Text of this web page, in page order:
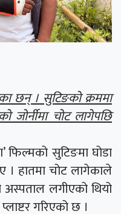
छन् । सुटिङको क्रममा
जोर्नीमा चोट लागेपछि
फिल्मको सुटिङमा घोडा
। हातमा चोट लागेकाले
अस्पताल लगीएको थियो
गरिएको छ ।